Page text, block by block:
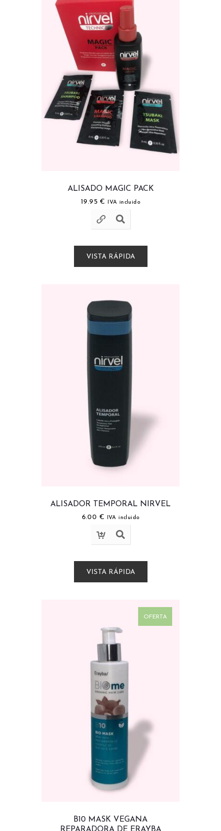
ALISADO MAGIC PACK
19.95 € IVA incluido
VISTA RÁPIDA
ALISADOR TEMPORAL NIRVEL
6.00 € IVA incluido
VISTA RÁPIDA
OFERTA
B10 MASK VEGANA